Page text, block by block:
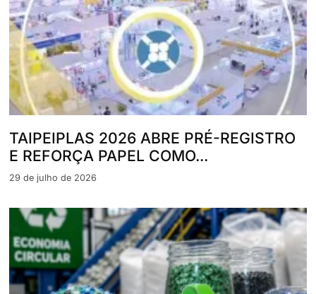
TAIPEIPLAS 2026 ABRE PRÉ-REGISTRO
E REFORÇA PAPEL COMO...
29 de julho de 2026